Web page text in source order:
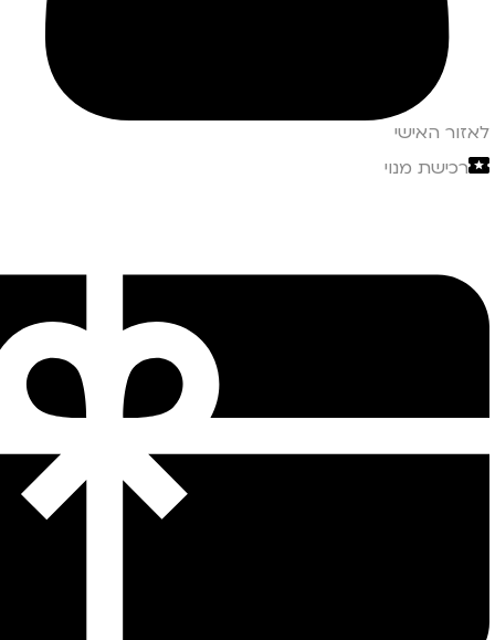
לאזור האישי
רכישת מנוי